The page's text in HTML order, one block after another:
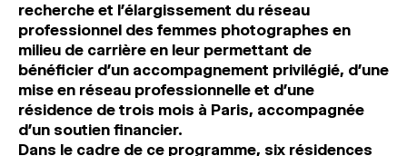
recherche et l’élargissement du réseau
professionnel des femmes photographes en
milieu de carrière en leur permettant de
bénéficier d’un accompagnement privilégié, d’une
mise en réseau professionnelle et d’une
résidence de trois mois à Paris, accompagnée
d’un soutien financier.
Dans le cadre de ce programme, six résidences